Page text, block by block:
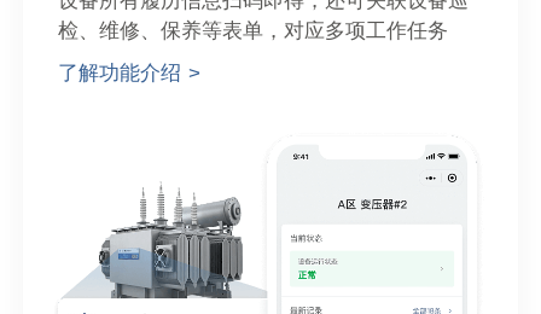
检、维修、保养等表单，对应多项工作任务
了解功能介绍 >